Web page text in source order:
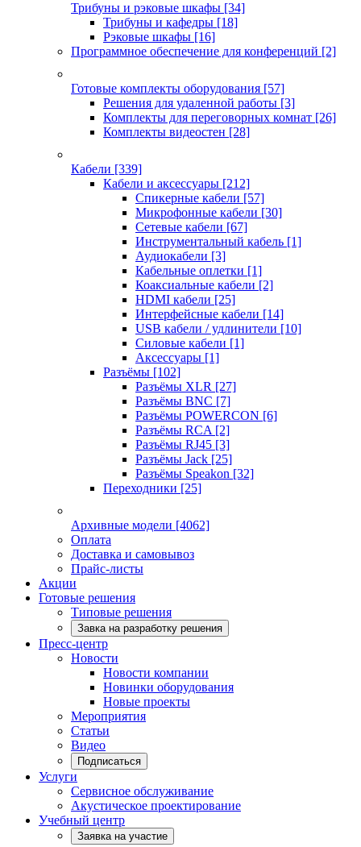
Трибуны и рэковые шкафы [34]
Трибуны и кафедры [18]
Рэковые шкафы [16]
Программное обеспечение для конференций [2]
Готовые комплекты оборудования [57]
Решения для удаленной работы [3]
Комплекты для переговорных комнат [26]
Комплекты видеостен [28]
Кабели [339]
Кабели и аксессуары [212]
Спикерные кабели [57]
Микрофонные кабели [30]
Сетевые кабели [67]
Инструментальный кабель [1]
Аудиокабели [3]
Кабельные оплетки [1]
Коаксиальные кабели [2]
HDMI кабели [25]
Интерфейсные кабели [14]
USB кабели / удлинители [10]
Силовые кабели [1]
Аксессуары [1]
Разъёмы [102]
Разъёмы XLR [27]
Разъёмы BNC [7]
Разъёмы POWERCON [6]
Разъёмы RCA [2]
Разъёмы RJ45 [3]
Разъёмы Jack [25]
Разъёмы Speakon [32]
Переходники [25]
Архивные модели [4062]
Оплата
Доставка и самовывоз
Прайс-листы
Акции
Готовые решения
Типовые решения
Завка на разработку решения
Пресс-центр
Новости
Новости компании
Новинки оборудования
Новые проекты
Мероприятия
Статьи
Видео
Подписаться
Услуги
Сервисное обслуживание
Акустическое проектирование
Учебный центр
Заявка на участие